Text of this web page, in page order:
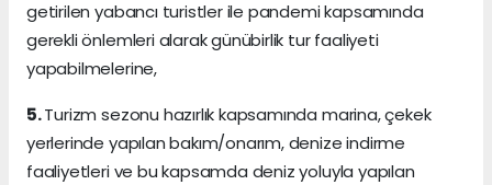
getirilen yabancı turistler ile pandemi kapsamında
gerekli önlemleri alarak günübirlik tur faaliyeti
yapabilmelerine,
5.Turizm sezonu hazırlık kapsamında marina, çekek
yerlerinde yapılan bakım/onarım, denize indirme
faaliyetleri ve bu kapsamda deniz yoluyla yapılan